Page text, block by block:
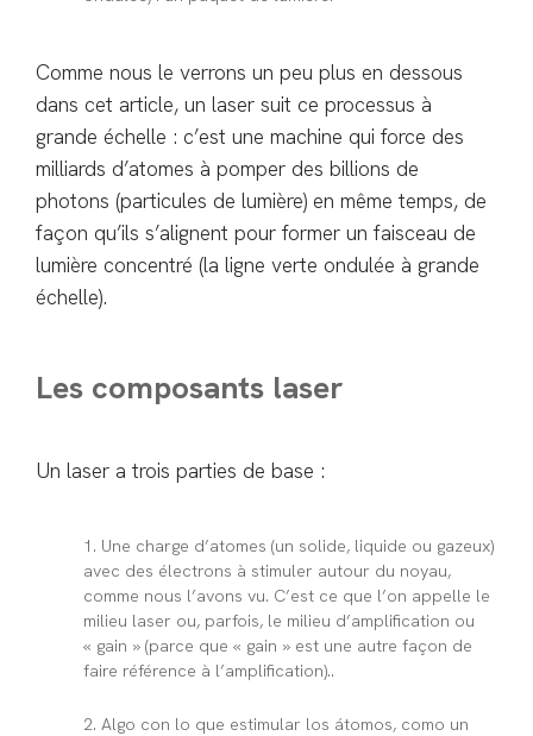
Comme nous le verrons un peu plus en dessous
dans cet article, un laser suit ce processus à
grande échelle : c’est une machine qui force des
milliards d’atomes à pomper des billions de
photons (particules de lumière) en même temps, de
façon qu’ils s’alignent pour former un faisceau de
lumière concentré (la ligne verte ondulée à grande
échelle).
Les composants laser
Un laser a trois parties de base :
1. Une charge d’atomes (un solide, liquide ou gazeux)
avec des électrons à stimuler autour du noyau,
comme nous l’avons vu. C’est ce que l’on appelle le
milieu laser ou, parfois, le milieu d’amplification ou
« gain » (parce que « gain » est une autre façon de
faire référence à l’amplification)..
2. Algo con lo que estimular los átomos, como un